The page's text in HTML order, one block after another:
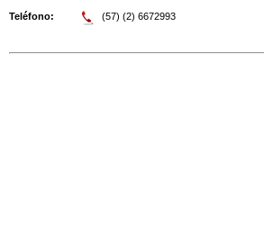
Teléfono: (57) (2) 6672993